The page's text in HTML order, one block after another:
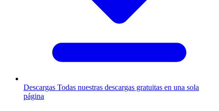
Descargas Todas nuestras descargas gratuitas en una sola
página